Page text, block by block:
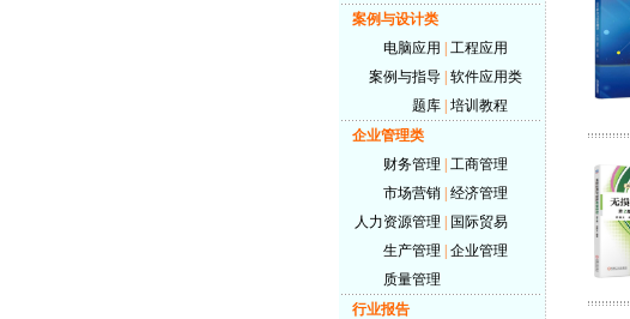
案例与设计类
电脑应用
工程应用
案例与指导 软件应用类
题库 培训教程
企业管理类
财务管理
工商管理
市场营销 经济管理
人力资源管理
国际贸易
生产管理
企业管理
质量管理
行业报告